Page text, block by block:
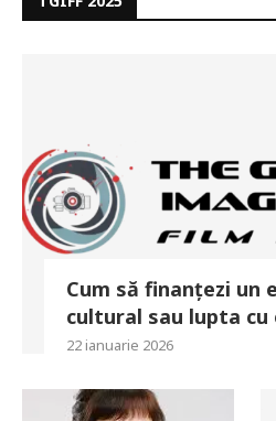
Cum să finanțezi un
cultural sau lupta cu
22 ianuarie 2026